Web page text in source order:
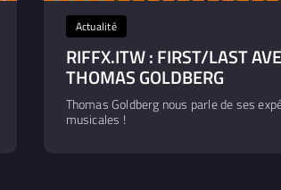
Actualité
RIFFX.ITW : FIRST/LAST
THOMAS GOLDBERG
Thomas Goldberg nous parle de ses
musicales !